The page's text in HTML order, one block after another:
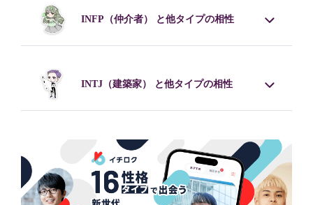
INFP （仲介者） と他タイプの相性
INTJ （建築家） と他タイプの相性